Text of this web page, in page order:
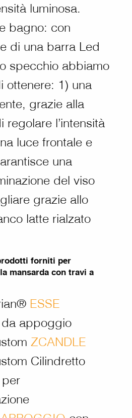
luminosa.
bagno: con
di una barra Led
specchio abbiamo
ottenere: 1) una
grazie alla
regolare l’intensità
luce frontale e
una
del viso
grazie allo
latte rialzato
forniti per
mansarda con travi a
ESSE
da appoggio
ZCANDLE
Cilindretto